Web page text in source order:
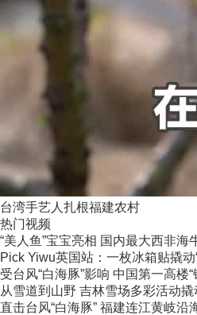
台湾手艺人扎根福建农村
热门视频
“美人鱼”宝宝亮相 国内最大西非海
Pick Yiwu英国站：一枚冰箱贴撬动
受台风“白海豚”影响 中国第一高楼
从雪道到山野 吉林雪场多彩活动
直击台风“白海豚” 福建连江黄岐沿